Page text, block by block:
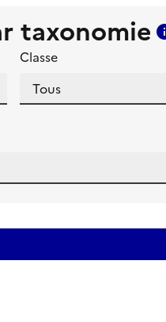
taxonomie
Classe